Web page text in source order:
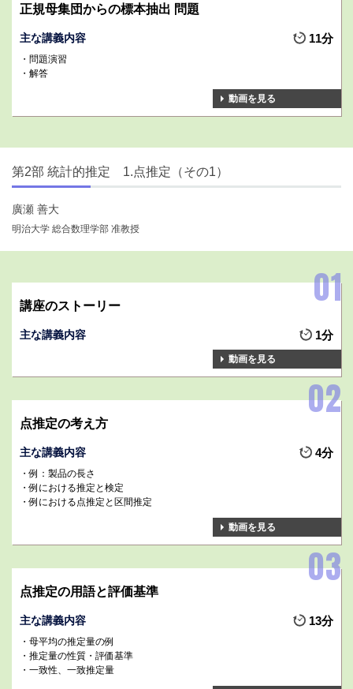
正規母集団からの標本抽出 問題
主な講義内容 11分
問題演習
解答
動画を見る
第2部 統計的推定 1.点推定（その1）
廣瀬 善大
明治大学 総合数理学部 准教授
講座のストーリー
主な講義内容 1分
動画を見る
点推定の考え方
主な講義内容 4分
例：製品の長さ
例における推定と検定
例における点推定と区間推定
動画を見る
点推定の用語と評価基準
主な講義内容 13分
母平均の推定量の例
推定量の性質・評価基準
一致性、一致推定量